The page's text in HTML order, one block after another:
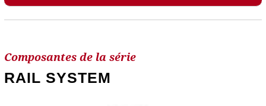
Composantes de la série
RAIL SYSTEM